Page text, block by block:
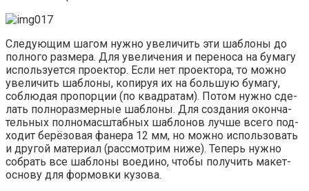
Сле­ду­ю­щим шагом нуж­но уве­ли­чить эти шаб­ло­ны до
пол­но­го раз­ме­ра. Для уве­ли­че­ния и пере­но­са на бума­гу
исполь­зу­ет­ся про­ек­тор. Если нет про­ек­то­ра, то мож­но
уве­ли­чить шаб­ло­ны, копи­руя их на боль­шую бума­гу,
соблю­дая про­пор­ции (по квад­ра­там). Потом нуж­но сде­
лать пол­но­раз­мер­ные шаб­ло­ны. Для созда­ния окон­ча­
тель­ных пол­но­мас­штаб­ных шаб­ло­нов луч­ше все­го под­
хо­дит берё­зо­вая фане­ра 12 мм, но мож­но исполь­зо­вать
и дру­гой мате­ри­ал (рас­смот­рим ниже). Теперь нуж­но
собрать все шаб­ло­ны воеди­но, что­бы полу­чить макет-
осно­ву для фор­мов­ки кузова.